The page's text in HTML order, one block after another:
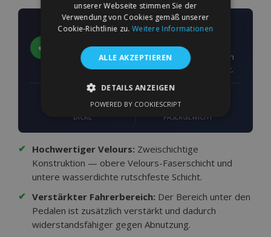
✔
Passgenau für Ihr Fahrzeug
Die Form der Matten ist nach den exakten Maßen
des Fahrzeugbodens Ihres Fahrzeugs konzipiert.
5–6 mm
DICKE
660 g/m²
FASERGEWICHT
✔ Hochwertiger Velours: Zweischichtige
Konstruktion — obere Velours-Faserschicht und
untere wasserdichte rutschfeste Schicht.
✔ Verstärkter Fahrerbereich: Der Bereich unter den
Pedalen ist zusätzlich verstärkt und dadurch
widerstandsfähiger gegen Abnutzung.
unserer Webseite stimmen Sie der
Verwendung von Cookies gemäß unserer
Cookie-Richtlinie zu.Weitere Informationen
ALLE AKZEPTIEREN
DETAILS ANZEIGEN
PERFORMANCE TARGETING
FUNKTIONALITÄT
Unbedingt erforderlich
Performance
Targeting
Funktionalität
POWERED BY COOKIESCRIPT